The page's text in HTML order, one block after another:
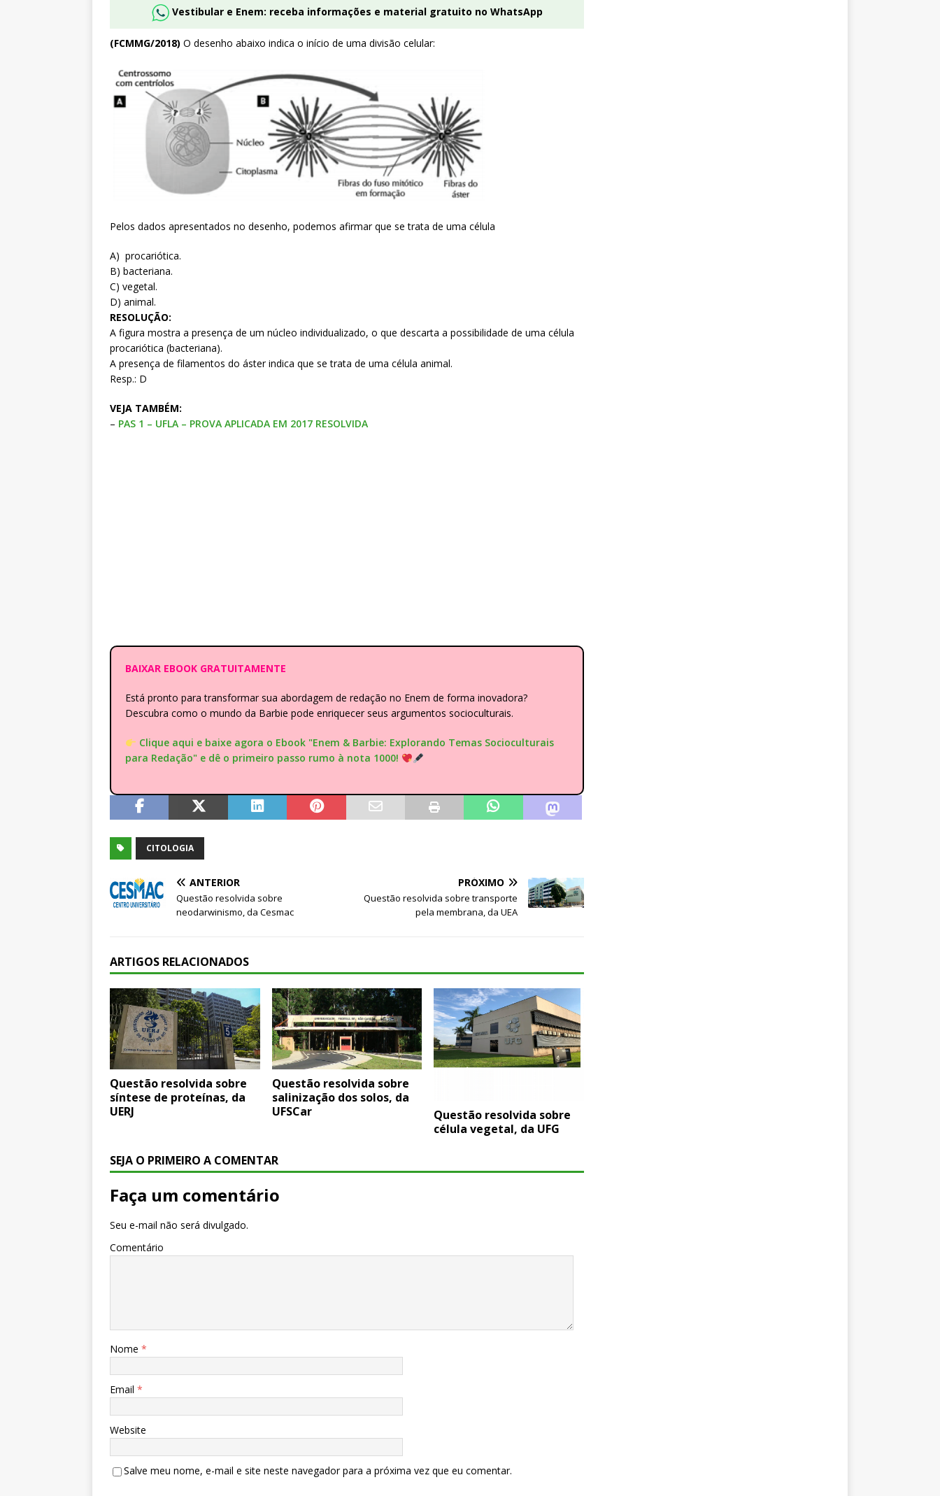
Vestibular e Enem: receba informações e material gratuito no WhatsApp
(FCMMG/2018) O desenho abaixo indica o início de uma divisão celular:
Pelos dados apresentados no desenho, podemos afirmar que se trata de uma célula
A) procariótica.
B) bacteriana.
C) vegetal.
D) animal.
RESOLUÇÃO:
A figura mostra a presença de um núcleo individualizado, o que descarta a possibilidade de uma célula
procariótica (bacteriana).
A presença de filamentos do áster indica que se trata de uma célula animal.
Resp.: D
VEJA TAMBÉM:
– PAS 1 – UFLA – PROVA APLICADA EM 2017 RESOLVIDA
BAIXAR EBOOK GRATUITAMENTE
Está pronto para transformar sua abordagem de redação no Enem de forma inovadora?
Descubra como o mundo da Barbie pode enriquecer seus argumentos socioculturais.
Clique aqui e baixe agora o Ebook "Enem & Barbie: Explorando Temas Socioculturais
para Redação" e dê o primeiro passo rumo à nota 1000!
CITOLOGIA
ANTERIOR
Questão resolvida sobre
neodarwinismo, da Cesmac
PRÓXIMO
Questão resolvida sobre transporte
pela membrana, da UEA
ARTIGOS RELACIONADOS
Questão resolvida sobre
síntese de proteínas, da
UERJ
Questão resolvida sobre
salinização dos solos, da
UFSCar
Questão resolvida sobre
célula vegetal, da UFG
SEJA O PRIMEIRO A COMENTAR
Faça um comentário
Seu e-mail não será divulgado.
Comentário
Nome *
Email *
Website
Salve meu nome, e-mail e site neste navegador para a próxima vez que eu comentar.